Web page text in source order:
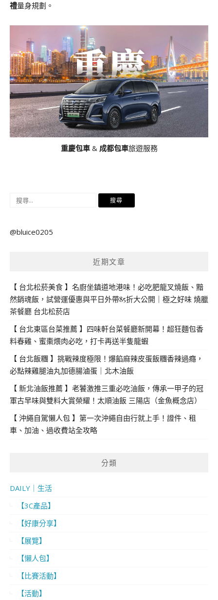
禮量身規劃。
重慶包車& 成都包車旅遊服務
搜
鍵
@bluice0205
近期文章
【 台北松菸美食 】名廚坐鎮道地港味！必吃肥龍叉燒飯、黯
然銷魂飯，試營運優惠與平日外帶85折大公開｜極之好味 燒臘
茶餐廳 台北松菸店
【 台北東區台菜推薦 】四味軒台菜餐廳新開幕！超狂麵包香
料春雞、蜜棗煨肉必吃，打卡再送半隻龍蝦
【 台北飯糰 】挑戰辣度極限！爆餡麻辣皮蛋飯糰香辣過癮，
必點辣雞腿油丸加德腸滷蛋｜北木油飯
【 新北油飯推薦 】老饕激推三重必吃油飯，傳承一甲子的冠
軍古早味與雙料大賞榮耀！太順油飯 三陽店（金魚概念店）
【 沖繩自駕懶人包 】第一次沖繩自由行就上手！證件、租
車、加油、過收費站全攻略
分類
DAILY｜生活
【3C產品】
【好康分享】
【展覽】
【懶人包】
【比賽活動】
【活動】